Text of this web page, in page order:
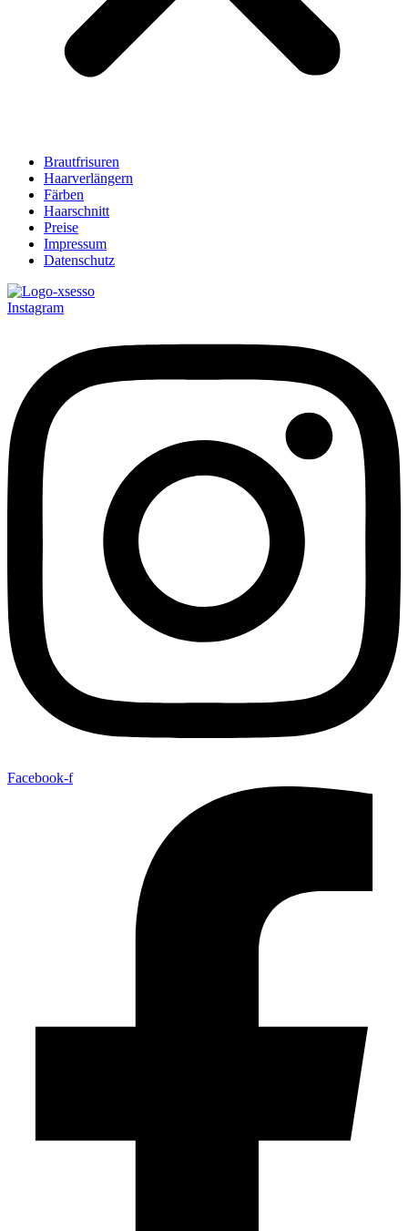
Brautfrisuren
Haarverlängern
Färben
Haarschnitt
Preise
Impressum
Datenschutz
Instagram
Facebook-f